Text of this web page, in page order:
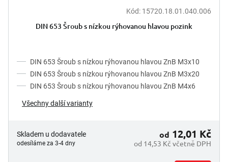
Kód: 15720.18.01.040.006
DIN 653 Šroub s nízkou rýhovanou hlavou pozink
DIN 653 Šroub s nízkou rýhovanou hlavou ZnB M3x10
DIN 653 Šroub s nízkou rýhovanou hlavou ZnB M3x20
DIN 653 Šroub s nízkou rýhovanou hlavou ZnB M4x6
Všechny další varianty
Skladem u dodavatele
odesíláme za 3-4 dny od 14,53 Kč včetně DPH
od 12,01 Kč